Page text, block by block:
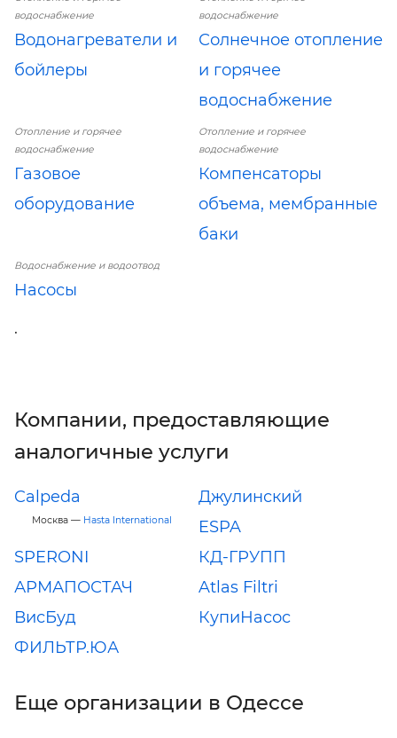
водоснабжение
Водонагреватели и
бойлеры
водоснабжение
Солнечное отопление
и горячее
водоснабжение
Отопление и горячее
водоснабжение
Газовое
оборудование
Отопление и горячее
водоснабжение
Компенсаторы
объема, мембранные
баки
Водоснабжение и водоотвод
Насосы
.
Компании, предоставляющие
аналогичные услуги
Calpeda
Москва — Hasta International
Джулинский
ESPA
SPERONI
КД-ГРУПП
АРМАПОСТАЧ
Atlas Filtri
ВисБуд
КупиНасос
ФИЛЬТР.ЮА
Еще организации в Одессе